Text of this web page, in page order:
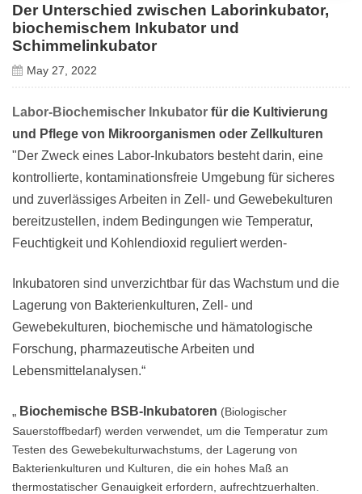
Der Unterschied zwischen Laborinkubator,
biochemischem Inkubator und
Schimmelinkubator
May 27, 2022
Labor-Biochemischer Inkubator für die Kultivierung
und Pflege von Mikroorganismen oder Zellkulturen
"Der Zweck eines Labor-Inkubators besteht darin, eine
kontrollierte, kontaminationsfreie Umgebung für sicheres
und zuverlässiges Arbeiten in Zell- und Gewebekulturen
bereitzustellen, indem Bedingungen wie Temperatur,
Feuchtigkeit und Kohlendioxid reguliert werden-
Inkubatoren sind unverzichtbar für das Wachstum und die
Lagerung von Bakterienkulturen, Zell- und
Gewebekulturen, biochemische und hämatologische
Forschung, pharmazeutische Arbeiten und
Lebensmittelanalysen.“
„ Biochemische BSB-Inkubatoren (Biologischer
Sauerstoffbedarf) werden verwendet, um die Temperatur zum
Testen des Gewebekulturwachstums, der Lagerung von
Bakterienkulturen und Kulturen, die ein hohes Maß an
thermostatischer Genauigkeit erfordern, aufrechtzuerhalten.